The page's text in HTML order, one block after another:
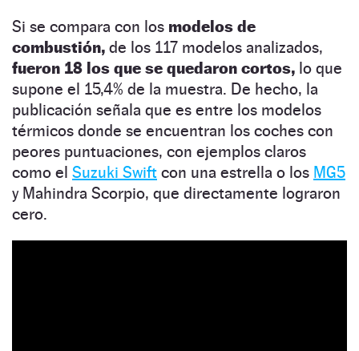
Si se compara con los modelos de
combustión, de los 117 modelos analizados,
fueron 18 los que se quedaron cortos, lo que
supone el 15,4% de la muestra. De hecho, la
publicación señala que es entre los modelos
térmicos donde se encuentran los coches con
peores puntuaciones, con ejemplos claros
como el Suzuki Swift con una estrella o los MG5
y Mahindra Scorpio, que directamente lograron
cero.